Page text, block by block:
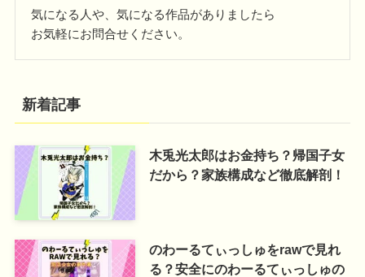
気になる人や、気になる作品がありましたら
お気軽にお問合せください。
新着記事
木兎光太郎はお金持ち？帰国子女
だから？家族構成など徹底解剖！
のわーるてぃっしゅをrawで見れ
る？安全にのわーるてぃっしゅの